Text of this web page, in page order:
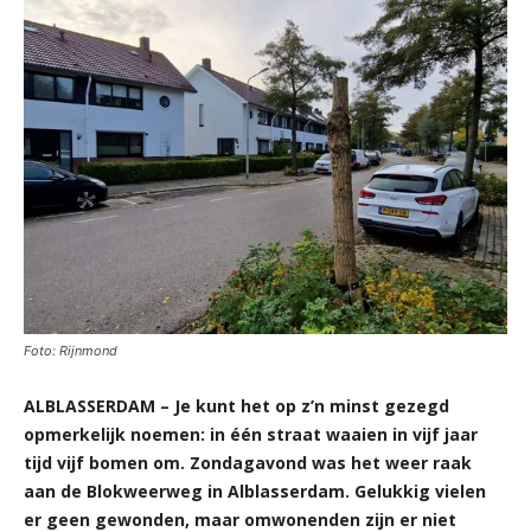
Foto: Rijnmond
ALBLASSERDAM – Je kunt het op z’n minst gezegd
opmerkelijk noemen: in één straat waaien in vijf jaar
tijd vijf bomen om. Zondagavond was het weer raak
aan de Blokweerweg in Alblasserdam. Gelukkig vielen
er geen gewonden, maar omwonenden zijn er niet